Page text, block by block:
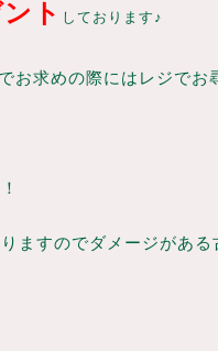
ト しております♪
求めの際にはレジでお
ますのでダメージがある